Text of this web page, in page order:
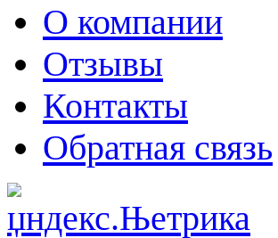
О компании
Отзывы
Контакты
Обратная связь